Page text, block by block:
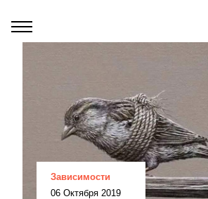
Зависимости
06 Октября 2019